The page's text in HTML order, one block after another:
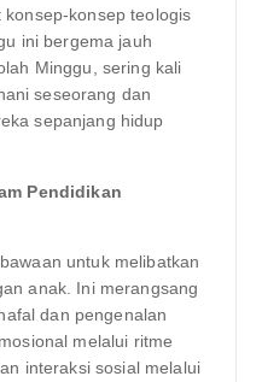
konsep teologis
ini bergema jauh
Minggu, sering kali
seseorang dan
sepanjang hidup
Pendidikan
untuk melibatkan
anak. Ini merangsang
dan pengenalan
melalui ritme
interaksi sosial melalui